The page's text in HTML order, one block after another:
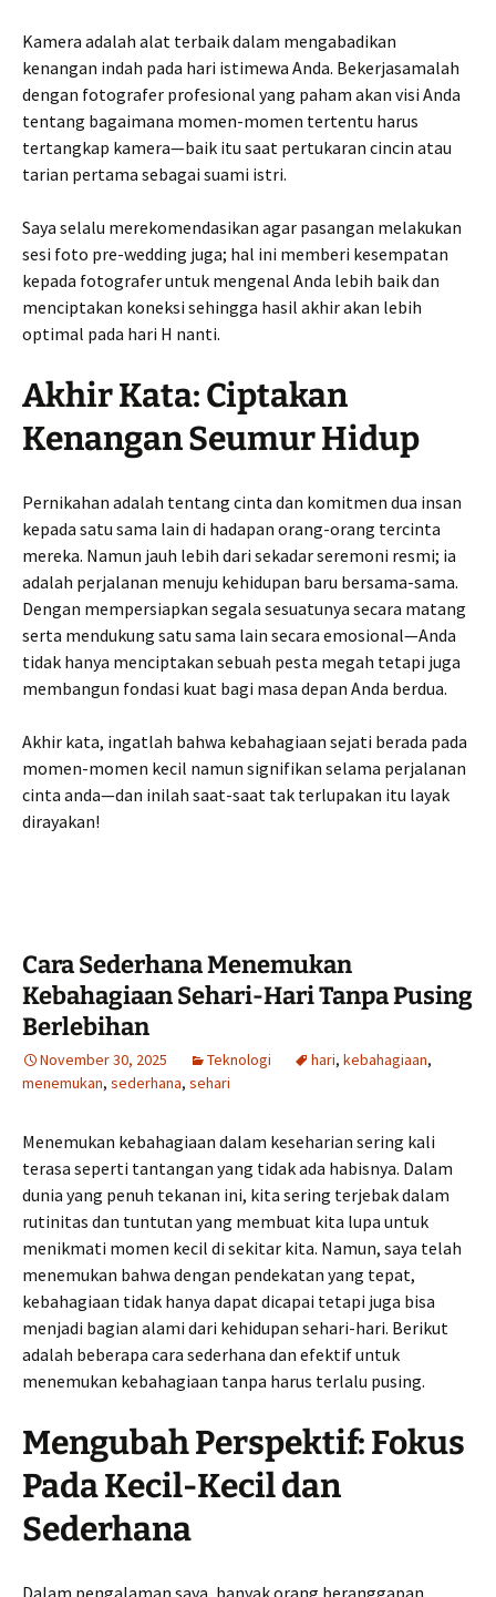
Kamera adalah alat terbaik dalam mengabadikan
kenangan indah pada hari istimewa Anda. Bekerjasamalah
dengan fotografer profesional yang paham akan visi Anda
tentang bagaimana momen-momen tertentu harus
tertangkap kamera—baik itu saat pertukaran cincin atau
tarian pertama sebagai suami istri.
Saya selalu merekomendasikan agar pasangan melakukan
sesi foto pre-wedding juga; hal ini memberi kesempatan
kepada fotografer untuk mengenal Anda lebih baik dan
menciptakan koneksi sehingga hasil akhir akan lebih
optimal pada hari H nanti.
Akhir Kata: Ciptakan
Kenangan Seumur Hidup
Pernikahan adalah tentang cinta dan komitmen dua insan
kepada satu sama lain di hadapan orang-orang tercinta
mereka. Namun jauh lebih dari sekadar seremoni resmi; ia
adalah perjalanan menuju kehidupan baru bersama-sama.
Dengan mempersiapkan segala sesuatunya secara matang
serta mendukung satu sama lain secara emosional—Anda
tidak hanya menciptakan sebuah pesta megah tetapi juga
membangun fondasi kuat bagi masa depan Anda berdua.
Akhir kata, ingatlah bahwa kebahagiaan sejati berada pada
momen-momen kecil namun signifikan selama perjalanan
cinta anda—dan inilah saat-saat tak terlupakan itu layak
dirayakan!
Cara Sederhana Menemukan
Kebahagiaan Sehari-Hari Tanpa Pusing
Berlebihan
November 30, 2025 Teknologi hari, kebahagiaan,
menemukan, sederhana, sehari
Menemukan kebahagiaan dalam keseharian sering kali
terasa seperti tantangan yang tidak ada habisnya. Dalam
dunia yang penuh tekanan ini, kita sering terjebak dalam
rutinitas dan tuntutan yang membuat kita lupa untuk
menikmati momen kecil di sekitar kita. Namun, saya telah
menemukan bahwa dengan pendekatan yang tepat,
kebahagiaan tidak hanya dapat dicapai tetapi juga bisa
menjadi bagian alami dari kehidupan sehari-hari. Berikut
adalah beberapa cara sederhana dan efektif untuk
menemukan kebahagiaan tanpa harus terlalu pusing.
Mengubah Perspektif: Fokus
Pada Kecil-Kecil dan
Sederhana
Dalam pengalaman saya, banyak orang beranggapan